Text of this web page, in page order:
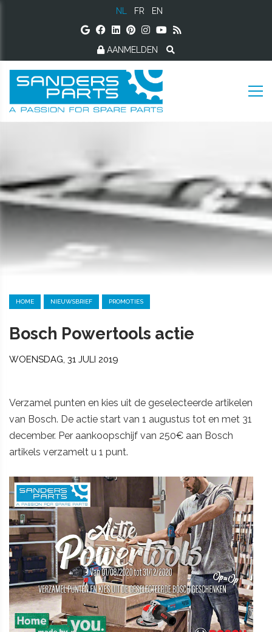
NL FR EN
AANMELDEN
HOME NIEUWSBRIEF PROMOTIES
Bosch Powertools actie
WOENSDAG, 31 JULI 2019
Verzamel punten en kies uit de geselecteerde artikelen
van Bosch. De actie start van 1 augustus tot en met 31
december. Per aankoopschijf van 250€ aan Bosch
artikels verzamelt u 1 punt.